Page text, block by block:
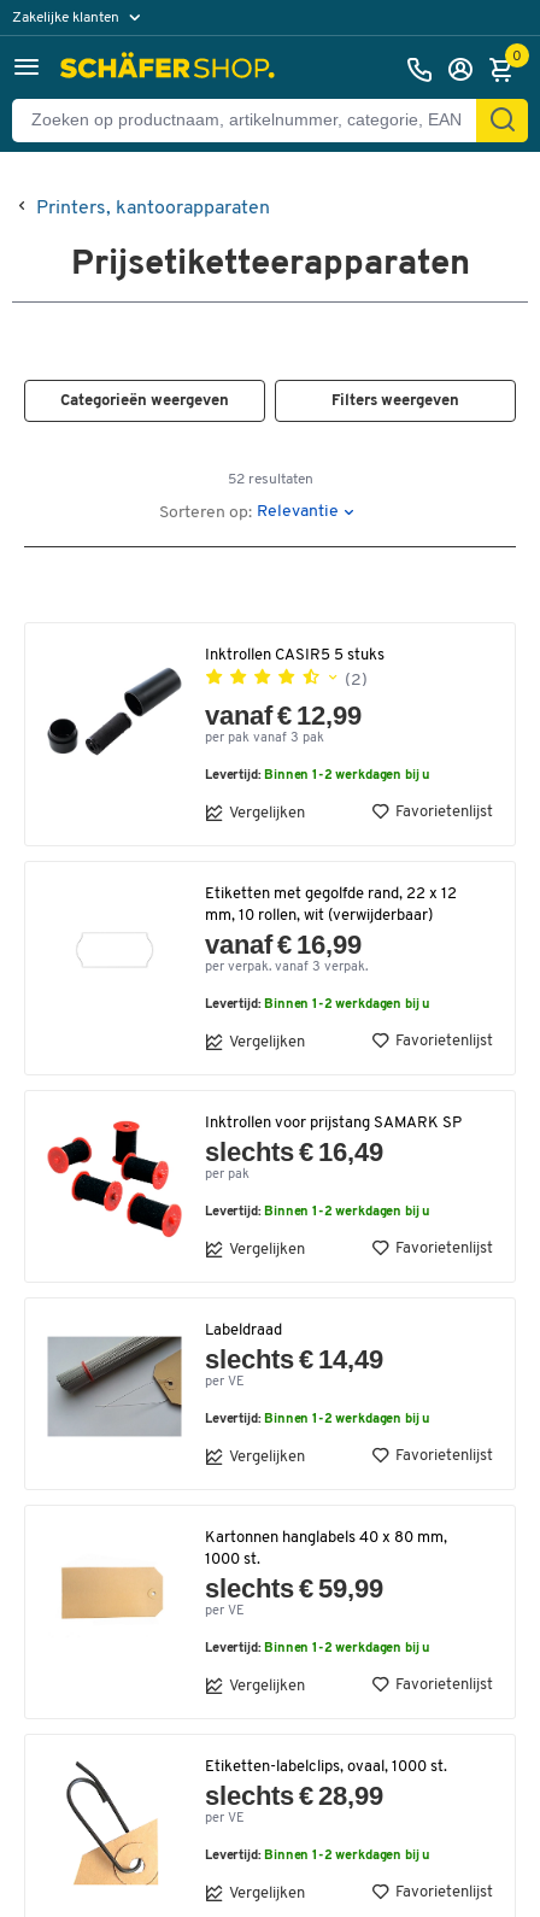
Zakelijke klanten
Particuliere klanten 0
Printers, kantoorapparaten
Prijsetiketteerapparaten
Categorieën weergeven Filters weergeven
52 resultaten
Sorteren op: Relevantie
Inktrollen CASIR5 5 stuks
(2)
vanaf € 12,99
per pak vanaf 3 pak
Levertijd: Binnen 1-2 werkdagen bij u
Vergelijken Favorietenlijst
Etiketten met gegolfde rand, 22 x 12
mm, 10 rollen, wit (verwijderbaar)
vanaf € 16,99
per verpak. vanaf 3 verpak.
Levertijd: Binnen 1-2 werkdagen bij u
Vergelijken Favorietenlijst
Inktrollen voor prijstang SAMARK SP
slechts € 16,49
per pak
Levertijd: Binnen 1-2 werkdagen bij u
Vergelijken Favorietenlijst
Labeldraad
slechts € 14,49
per VE
Levertijd: Binnen 1-2 werkdagen bij u
Vergelijken Favorietenlijst
Kartonnen hanglabels 40 x 80 mm,
1000 st.
slechts € 59,99
per VE
Levertijd: Binnen 1-2 werkdagen bij u
Vergelijken Favorietenlijst
Etiketten-labelclips, ovaal, 1000 st.
slechts € 28,99
per VE
Levertijd: Binnen 1-2 werkdagen bij u
Vergelijken Favorietenlijst